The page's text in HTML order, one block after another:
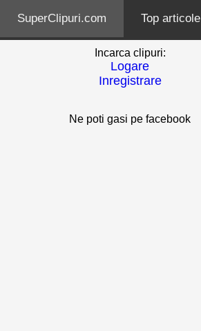
SuperClipuri.com Top articole
Incarca clipuri:
Logare
Inregistrare
Ne poti gasi pe facebook